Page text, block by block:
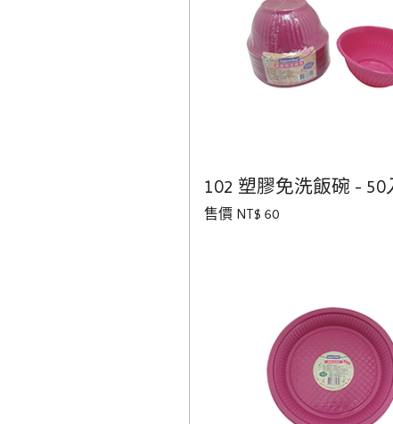
102 塑膠免洗飯碗 - 50
售價 NT$ 60